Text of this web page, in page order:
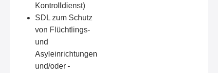
Kontrolldienst)
SDL zum Schutz
von Flüchtlings-
und
Asyleinrichtungen
und/oder -